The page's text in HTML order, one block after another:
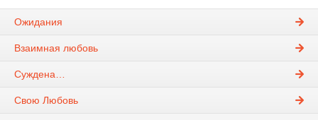
Ожидания
Взаимная любовь
Суждена…
Свою Любовь